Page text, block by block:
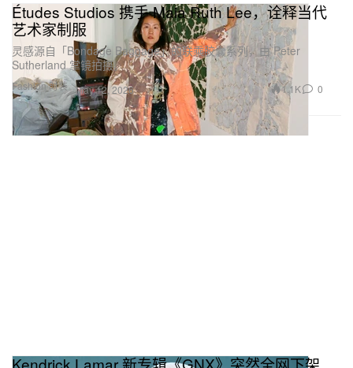
Fashion 时装
Études Studios 携手 Maia Ruth Lee，诠释当代
艺术家制服
灵感源自「Bondage Baggage」的联乘胶囊系列，由 Peter
Sutherland 掌镜拍摄。
May 12, 2026 1.1K 0
Kendrick Lamar 新专辑《GNX》突然全网下架